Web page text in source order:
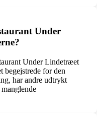
Under
Under Lindetræet
begejstrede for den
har andre udtrykt